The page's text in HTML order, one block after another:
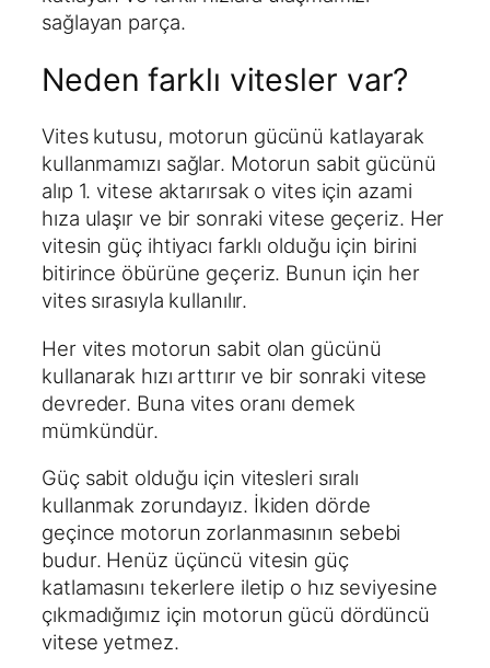
sağlayan parça.
Neden farklı vitesler var?
Vites kutusu, motorun gücünü katlayarak
kullanmamızı sağlar. Motorun sabit gücünü
alıp 1. vitese aktarırsak o vites için azami
hıza ulaşır ve bir sonraki vitese geçeriz. Her
vitesin güç ihtiyacı farklı olduğu için birini
bitirince öbürüne geçeriz. Bunun için her
vites sırasıyla kullanılır.
Her vites motorun sabit olan gücünü
kullanarak hızı arttırır ve bir sonraki vitese
devreder. Buna vites oranı demek
mümkündür.
Güç sabit olduğu için vitesleri sıralı
kullanmak zorundayız. İkiden dörde
geçince motorun zorlanmasının sebebi
budur. Henüz üçüncü vitesin güç
katlamasını tekerlere iletip o hız seviyesine
çıkmadığımız için motorun gücü dördüncü
vitese yetmez.